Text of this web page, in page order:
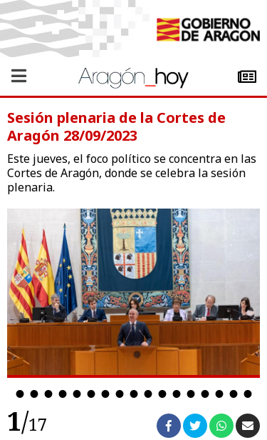
Sesión plenaria de la Cortes de
Aragón 28/09/2023
Este jueves, el foco político se concentra en las
Cortes de Aragón, donde se celebra la sesión
plenaria.
1/17